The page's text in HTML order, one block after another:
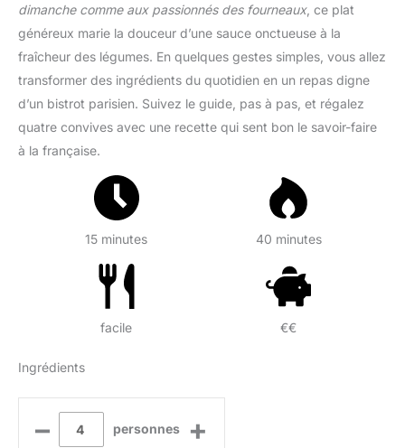
dimanche comme aux passionnés des fourneaux, ce plat
généreux marie la douceur d’une sauce onctueuse à la
fraîcheur des légumes. En quelques gestes simples, vous allez
transformer des ingrédients du quotidien en un repas digne
d’un bistrot parisien. Suivez le guide, pas à pas, et régalez
quatre convives avec une recette qui sent bon le savoir-faire
à la française.
15 minutes 40 minutes
facile €€
Ingrédients
– personnes +